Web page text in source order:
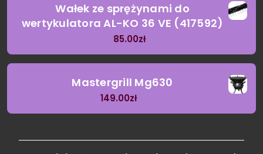
Wałek ze sprężynami do
wertykulatora AL-KO 36 VE (417592)
85.00zł
Mastergrill Mg630
149.00zł